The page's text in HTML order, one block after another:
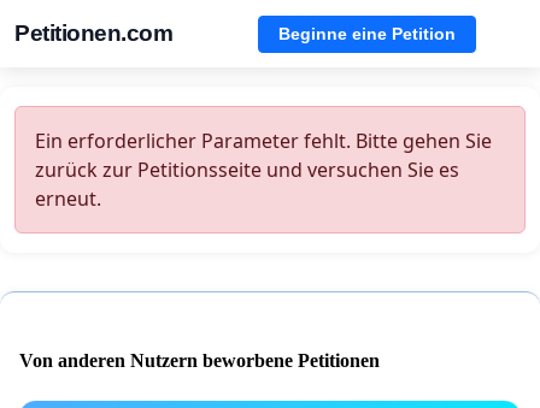
Petitionen.com Beginne eine Petition
Ein erforderlicher Parameter fehlt. Bitte gehen Sie
zurück zur Petitionsseite und versuchen Sie es
erneut.
Von anderen Nutzern beworbene Petitionen